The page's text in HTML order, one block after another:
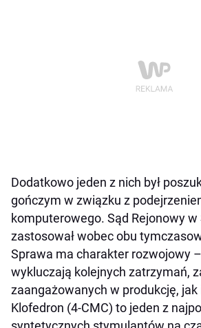
Dodatkowo jeden z nich był
gończym w związku z
komputerowego. Sąd Rejonowy w
zastosował wobec obu
Sprawa ma charakter rozwojowy
wykluczają kolejnych zatrzymań,
zaangażowanych w produkcję,
Klofedron (4-CMC) to jeden z